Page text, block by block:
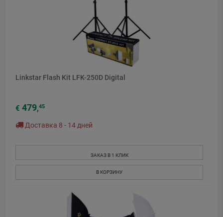
Linkstar Flash Kit LFK-250D Digital
€ 479,45
Доставка 8 - 14 дней
ЗАКАЗ В 1 КЛИК
В КОРЗИНУ